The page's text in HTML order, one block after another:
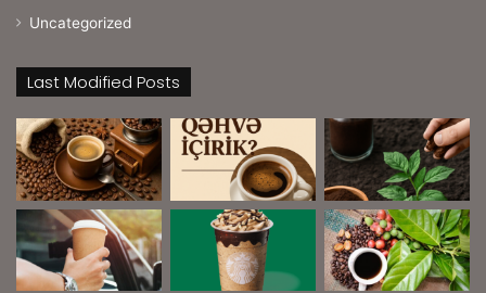
Uncategorized
Last Modified Posts